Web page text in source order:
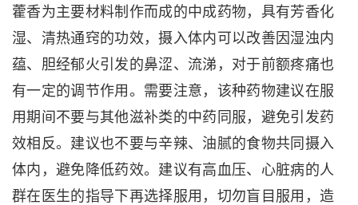
藿香为主要材料制作而成的中成药物，具有芳香化
湿、清热通窍的功效，摄入体内可以改善因湿浊内
蕴、胆经郁火引发的鼻涩、流涕，对于前额疼痛也
有一定的调节作用。需要注意，该种药物建议在服
用期间不要与其他滋补类的中药同服，避免引发药
效相反。建议也不要与辛辣、油腻的食物共同摄入
体内，避免降低药效。建议有高血压、心脏病的人
群在医生的指导下再选择服用，切勿盲目服用，造